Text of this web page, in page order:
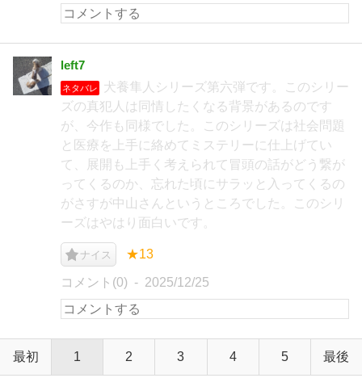
left7
ネタバレ
犬養隼人シリーズ第六弾です。このシリー
ズの真犯人は同情したくなる背景があるのです
が、今作も同様でした。このシリーズは社会問題
と医療を上手に絡めてミステリーに仕上げてい
て、展開も上手く考えられて冒頭の話がどう繋が
ってくるのか、忘れた頃にサラッと入ってくるの
がさすが中山さんというところでした。このシリ
ーズはやはり面白いです。
ナイス ★13
コメント(0) 2025/12/25
最初 1 2 3 4 5 最後